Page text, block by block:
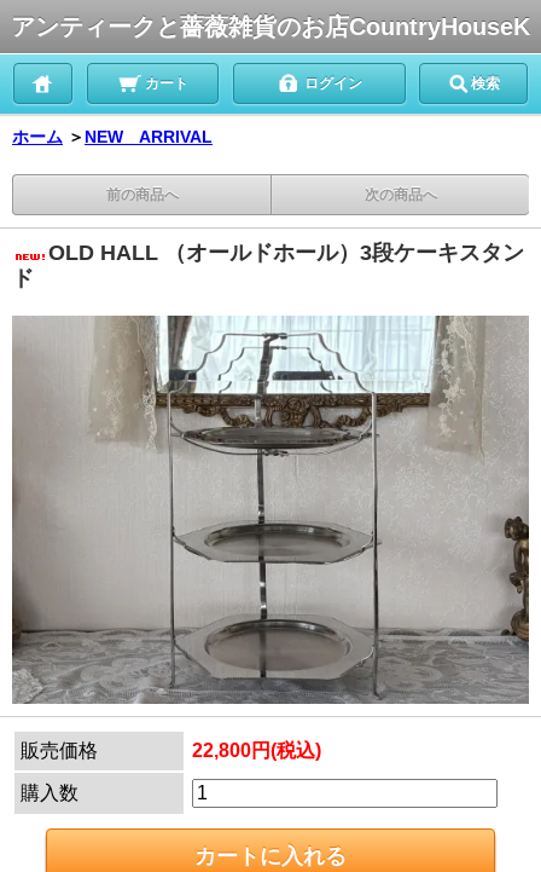
アンティークと薔薇雑貨のお店CountryHouseK
カート ログイン 検索
ホーム ＞ NEW ARRIVAL
前の商品へ 次の商品へ
OLD HALL （オールドホール）3段ケーキスタン
ド
販売価格 22,800円(税込)
購入数